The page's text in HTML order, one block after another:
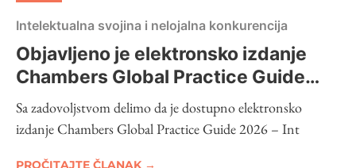
Intelektualna svojina i nelojalna konkurencija
Objavljeno je elektronsko izdanje
Chambers Global Practice Guide
2026 – Intellectual Property
Sa zadovoljstvom delimo da je dostupno elektronsko
izdanje Chambers Global Practice Guide 2026 – Int
PROČITAJTE ČLANAK →